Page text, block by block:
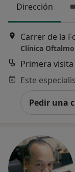
Dirección
Clínica
Primera
Pedir una